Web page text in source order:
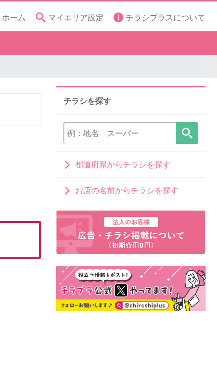
ホーム マイエリア設定 チラシプラスについて
チラシを探す
都道府県からチラシを探す
お店の名前からチラシを探す